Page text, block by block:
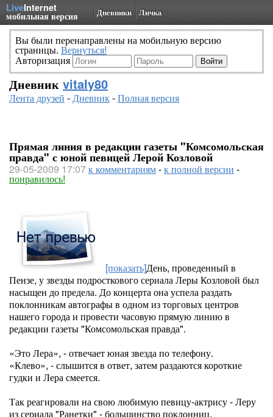
LiveInternet
мобильная версия Дневники Личка
Вы были перенаправлены на мобильную версию
страницы. Вернуться!
Авторизация
Дневник vitaly80
Лента друзей -Дневник-Полная версия
Прямая линия в редакции газеты "Комсомольская
правда" с юной певицей Лерой Козловой
29-05-2009 17:07к комментариям-к полной версии -
понравилось!
[показать]День, проведенный в
Пензе, у звезды подросткового сериала Леры Козловой был
насыщен до предела. До концерта она успела раздать
поклонникам автографы в одном из торговых центров
нашего города и провести часовую прямую линию в
редакции газеты "Комсомольская правда".
«Это Лера», - отвечает юная звезда по телефону.
«Клево», - слышится в ответ, затем раздаются короткие
гудки и Лера смеется.
Так реагировали на свою любимую певицу-актрису - Леру
из сериала "Ранетки" - большинство поклонниц,